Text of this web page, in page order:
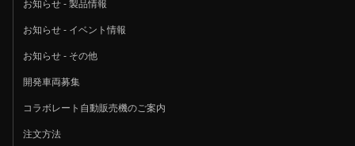
お知らせ - 製品情報
お知らせ - イベント情報
お知らせ - その他
開発車両募集
コラボレート自動販売機のご案内
注文方法